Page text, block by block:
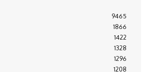
9465
1866
1422
1328
1296
1208